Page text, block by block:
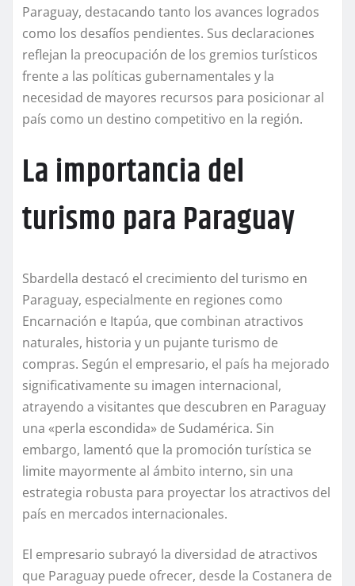
Paraguay, destacando tanto los avances logrados
como los desafíos pendientes. Sus declaraciones
reflejan la preocupación de los gremios turísticos
frente a las políticas gubernamentales y la
necesidad de mayores recursos para posicionar al
país como un destino competitivo en la región.
La importancia del
turismo para Paraguay
Sbardella destacó el crecimiento del turismo en
Paraguay, especialmente en regiones como
Encarnación e Itapúa, que combinan atractivos
naturales, historia y un pujante turismo de
compras. Según el empresario, el país ha mejorado
significativamente su imagen internacional,
atrayendo a visitantes que descubren en Paraguay
una «perla escondida» de Sudamérica. Sin
embargo, lamentó que la promoción turística se
limite mayormente al ámbito interno, sin una
estrategia robusta para proyectar los atractivos del
país en mercados internacionales.
El empresario subrayó la diversidad de atractivos
que Paraguay puede ofrecer, desde la Costanera de